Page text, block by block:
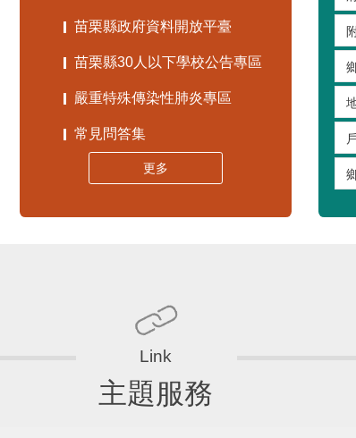
苗栗縣政府資料開放平臺
苗栗縣30人以下學校公告專區
嚴重特殊傳染性肺炎專區
常見問答集
更多
主題服務